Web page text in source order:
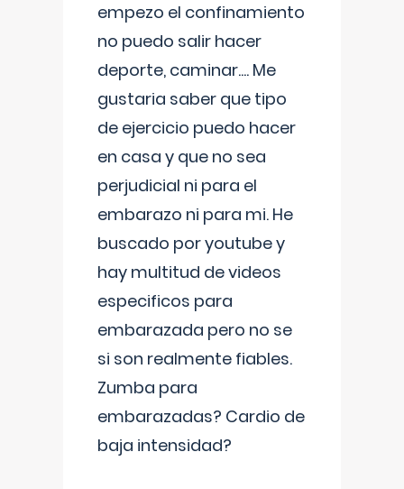
empezo el confinamiento
no puedo salir hacer
deporte, caminar.... Me
gustaria saber que tipo
de ejercicio puedo hacer
en casa y que no sea
perjudicial ni para el
embarazo ni para mi. He
buscado por youtube y
hay multitud de videos
especificos para
embarazada pero no se
si son realmente fiables.
Zumba para
embarazadas? Cardio de
baja intensidad?